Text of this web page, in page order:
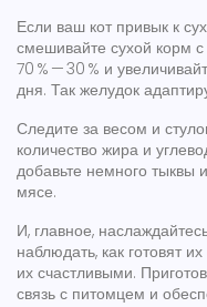
Если ваш кот привык к
смешивайте сухой корм
70 % — 30 % и
дня. Так желудок
Следите за весом и
количество жира и
добавьте немного тыквы
мясе.
И, главное,
наблюдать, как готовят
их счастливыми.
связь с питомцем и